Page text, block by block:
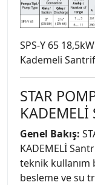
SPS-Y 65
Kademeli
STAR
Genel Bakış:
KADEMELİ
teknik kullanım
besleme ve su